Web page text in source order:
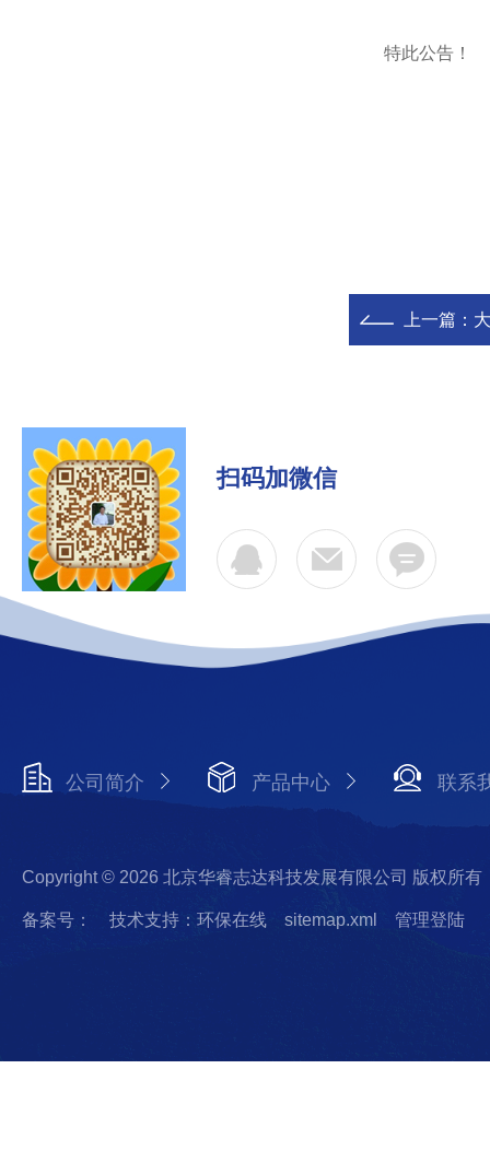
特此公告！
上一篇： 大
扫码加微信
公司简介 产品中心 联系
Copyright © 2026 北京华睿志达科技发展有限公司 版权所有
备案号： 技术支持：环保在线 sitemap.xml 管理登陆